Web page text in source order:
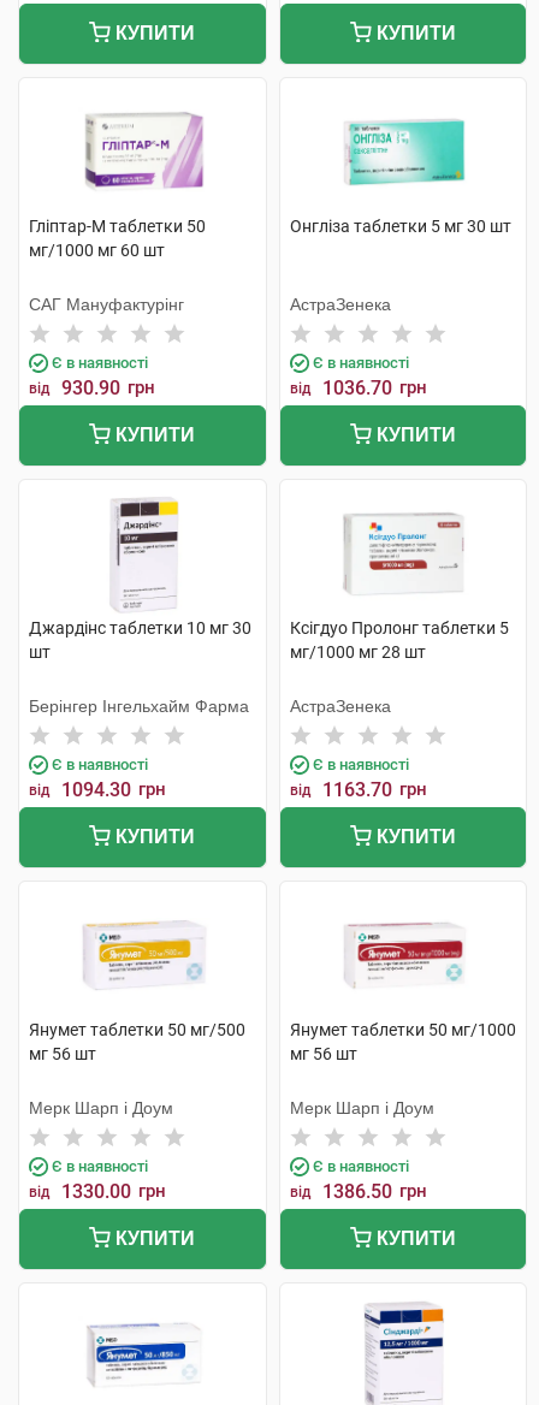
КУПИТИ КУПИТИ
Гліптар-М таблетки 50
мг/1000 мг 60 шт
САГ Мануфактурінг
Є в наявності
від 930.90 грн
КУПИТИ
Онгліза таблетки 5 мг 30 шт
АстраЗенека
Є в наявності
від 1036.70 грн
КУПИТИ
Джардінс таблетки 10 мг 30
шт
Берінгер Інгельхайм Фарма
Є в наявності
від 1094.30 грн
КУПИТИ
Ксігдуо Пролонг таблетки 5
мг/1000 мг 28 шт
АстраЗенека
Є в наявності
від 1163.70 грн
КУПИТИ
Янумет таблетки 50 мг/500
мг 56 шт
Мерк Шарп і Доум
Є в наявності
від 1330.00 грн
КУПИТИ
Янумет таблетки 50 мг/1000
мг 56 шт
Мерк Шарп і Доум
Є в наявності
від 1386.50 грн
КУПИТИ